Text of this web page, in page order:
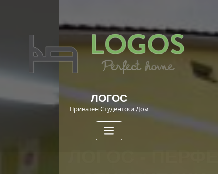
ЛОГОС
Приватен Студентски Дом